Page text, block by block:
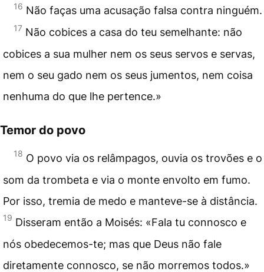
16 Não faças uma acusação falsa contra ninguém.
17 Não cobices a casa do teu semelhante: não
cobices a sua mulher nem os seus servos e servas,
nem o seu gado nem os seus jumentos, nem coisa
nenhuma do que lhe pertence.»
Temor do povo
18 O povo via os relâmpagos, ouvia os trovões e o
som da trombeta e via o monte envolto em fumo.
Por isso, tremia de medo e manteve-se à distância.
19 Disseram então a Moisés: «Fala tu connosco e
nós obedecemos-te; mas que Deus não fale
diretamente connosco, se não morremos todos.»